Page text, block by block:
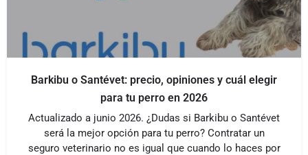
Barkibu o Santévet: precio, opiniones y cuál elegir
para tu perro en 2026
Actualizado a junio 2026. ¿Dudas si Barkibu o Santévet
será la mejor opción para tu perro? Contratar un
seguro veterinario no es igual que cuando lo haces por